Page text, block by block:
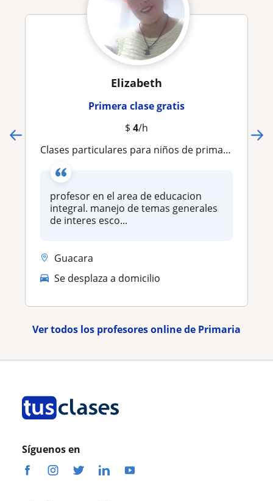
Elizabeth
Primera clase gratis
$ 4/h
clases particulares para niños de primaria
profesor en el area de educacion
integral. manejo de temas generales
de interes esco...
Guacara
Se desplaza a domicilio
Ver todos los profesores online de Primaria
Síguenos en